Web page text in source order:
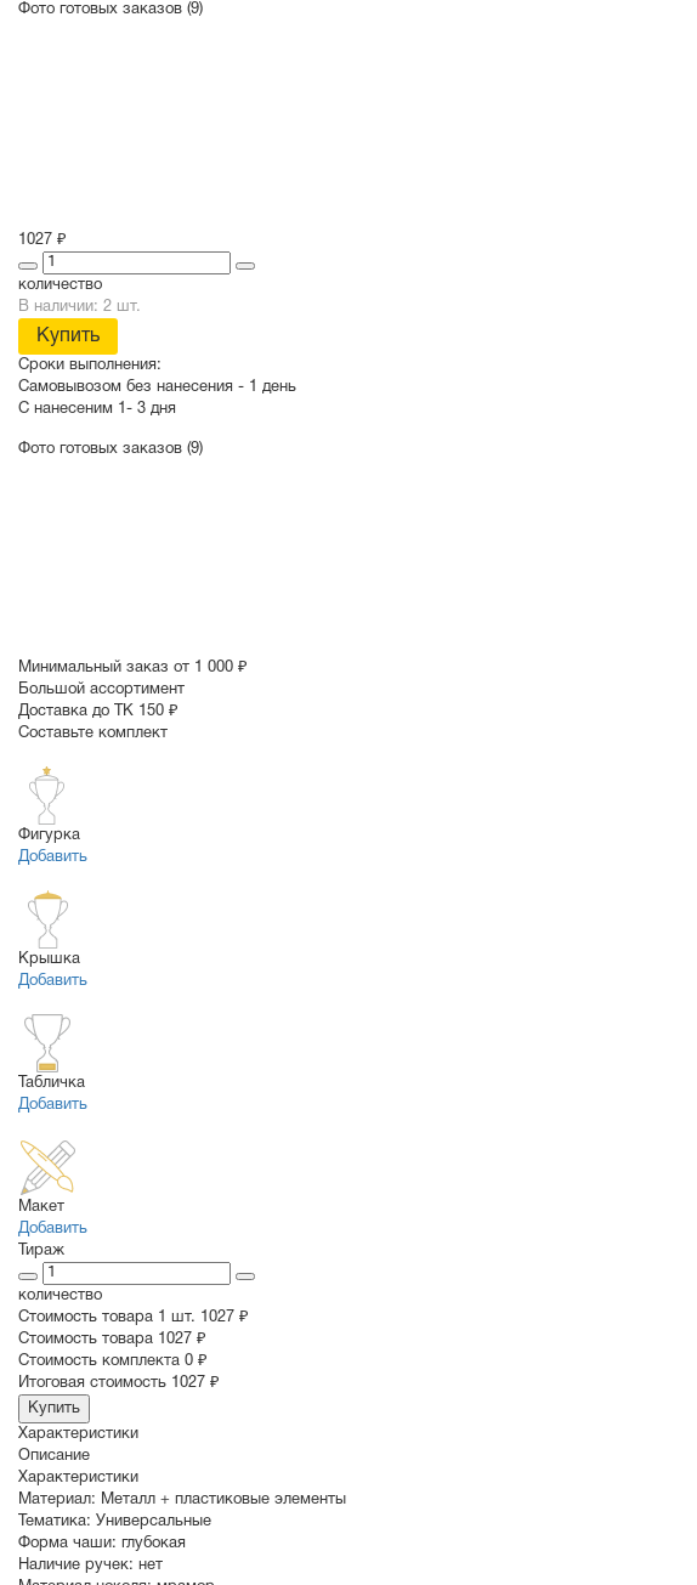
Фото готовых заказов (9)
1027 ₽
количество
В наличии: 2 шт.
Купить
Сроки выполнения:
Самовывозом без нанесения - 1 день
С нанесеним 1- 3 дня
Фото готовых заказов (9)
Минимальный заказ от 1 000 ₽
Большой ассортимент
Доставка до ТК 150 ₽
Составьте комплект
Фигурка
Добавить
Крышка
Добавить
Табличка
Добавить
Макет
Добавить
Тираж
количество
Стоимость товара 1 шт. 1027 ₽
Cтоимость товара 1027 ₽
Стоимость комплекта 0 ₽
Итоговая стоимость 1027 ₽
Купить
Характеристики
Описание
Характеристики
Материал: Металл + пластиковые элементы
Тематика: Универсальные
Форма чаши: глубокая
Наличие ручек: нет